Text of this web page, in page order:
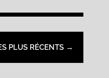
PLUS RÉCENTS →